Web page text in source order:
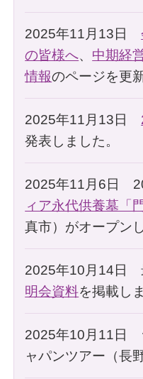
2025年11月13日
の皆様へ、 中期経
情報のページを更
2025年11月13日
発表しました。
2025年11月6日
ィア永代供養墓「
真市）がオープン
2025年10月14日
明会資料を掲載し
2025年10月11日
ャパンツアー（長